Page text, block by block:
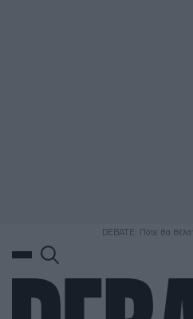
DEBATE: Πότε θα